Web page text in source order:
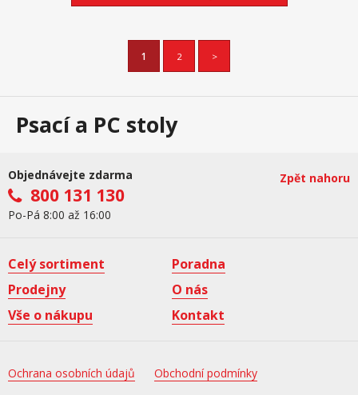
1 2 >
Psací a PC stoly
Objednávejte zdarma
800 131 130
Po-Pá 8:00 až 16:00
Zpět nahoru
Celý sortiment
Poradna
Prodejny
O nás
Vše o nákupu
Kontakt
Ochrana osobních údajů Obchodní podmínky